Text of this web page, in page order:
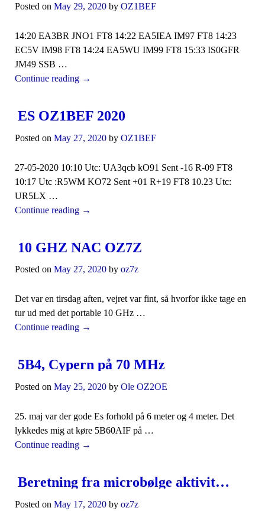
Posted on May 29, 2020 by OZ1BEF
14:20 EA3BR JNO1 FT8 14:22 EA5IEA IM97 FT8 14:23
EC5V IM98 FT8 14:24 EA5WU IM99 FT8 15:33 IS0GFR
JM49 SSB …
Continue reading →
ES OZ1BEF 2020
Posted on May 27, 2020 by OZ1BEF
27-05-2020 10:10 Utc: UA3qcb kO91 Sent -16 R-09 FT8
10:17 Utc :R5WM KO72 Sent +01 R+19 FT8 10.23 Utc:
UR5LX …
Continue reading →
10 GHZ NAC OZ7Z
Posted on May 27, 2020 by oz7z
Det var en tirsdag aften, vejret var fint, så hvorfor ikke tage en
tur ud med det portable 10 GHz …
Continue reading →
5B4, Cypern på 70 MHz
Posted on May 25, 2020 by Ole OZ2OE
25. maj var der gode Es forhold på 6 meter og 4 meter. Det
lykkedes mig at køre 5B60AIF på …
Continue reading →
Beretning fra microbølge aktivitetsdagen
Posted on May 17, 2020 by oz7z